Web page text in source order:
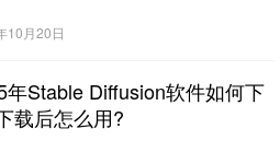
10月20日
年Stable Diffusion软件如何下
载后怎么用?